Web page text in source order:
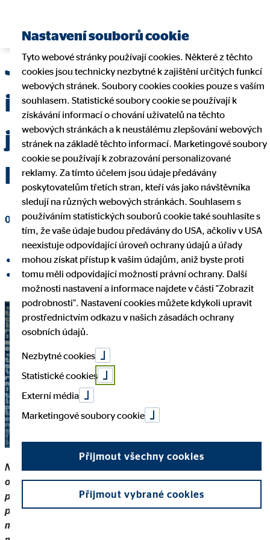
Jak poznat
internetový podvod a
jak se proti němu
bránit?
03. března 2023|OVB Allfinanz, a.s.
Sdílet na Facebooku
Sdílet na LinkedInu
Najednou mi na mail přišlo několik zpráv z mé banky: „Žádost
o Vaši rychlou půjčku byla schválena, peníze jsme právě
poukázali na Váš účet a můžete je začít čerpat“. Ale já o žádné
půjčky nežádal! A pak jsem jen bezmocně koukal, jak mi z
mého účtu někdo peníze odesílá na neznámé účty, aniž bych
Nastavení souborů cookie
Tyto webové stránky používají cookies. Některé z těchto
cookies jsou technicky nezbytné k zajištění určitých funkcí
webových stránek. Soubory cookies cookies pouze s vaším
souhlasem. Statistické soubory cookie se používají k
získávání informací o chování uživatelů na těchto
webových stránkách a k neustálému zlepšování webových
stránek na základě těchto informací. Marketingové soubory
cookie se používají k zobrazování personalizované
reklamy. Za tímto účelem jsou údaje předávány
poskytovatelům třetích stran, kteří vás jako návštěvníka
sledují na různých webových stránkách. Souhlasem s
používáním statistických souborů cookie také souhlasíte s
tím, že vaše údaje budou předávány do USA, ačkoliv v USA
neexistuje odpovídající úroveň ochrany údajů a úřady
mohou získat přístup k vašim údajům, aniž byste proti
tomu měli odpovídající možnosti právní ochrany. Další
možnosti nastavení a informace najdete v části "Zobrazit
podrobnosti". Nastavení cookies můžete kdykoli upravit
prostřednictvím odkazu v našich zásadách ochrany
osobních údajů.
Nezbytné cookies
Statistické cookies
Externí média
Marketingové soubory cookie
Přijmout všechny cookies
Přijmout vybrané cookies